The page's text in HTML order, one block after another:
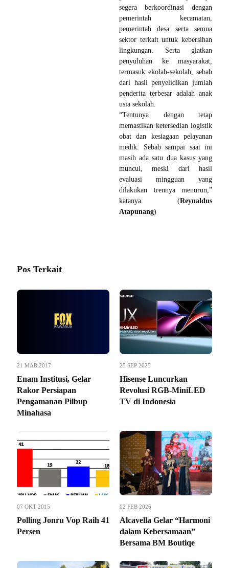
segera berkoordinasi dengan
pemerintah kecamatan,
pemerintah desa serta semua
sektor terkait untuk kebersihan
lingkungan. Serta giatkan
penyuluhan ke masyarakat,
termasuk ekolah-sekolah, sebab
dari hasil penyelidikan jumlah
penderita terbesar adalah anak
usia sekolah.
“Tentunya dengan tetap
memastikan ketersedian logistik
obat dan kesiagaan pelayanan
medik. Sebab sampai saat ini
masih ada satu dua kasus yang
muncul, meski dari hasil
evaluasi mingguan yang
dilakukan trennya menurun,”
katanya. (Reynaldus
Atapunang)
Pos Terkait
21 MAR 2017
Enam Institusi, Gelar
Rakor Persiapan
Pengamanan Pilbup
Minahasa
25 SEP 2025
Hisense Luncurkan
Revolusi RGB-MiniLED
TV di Indonesia
07 OKT 2015
Polling Jonru Vop Raih 41
Persen
02 FEB 2026
Alcavella Gelar “Harmoni
dalam Kebersamaan”
Bersama BM Boutiqe